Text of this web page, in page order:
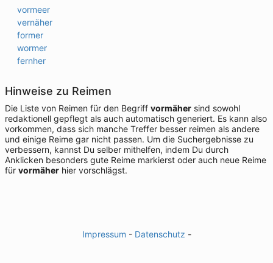
vormeer
vernäher
former
wormer
fernher
Hinweise zu Reimen
Die Liste von Reimen für den Begriff vormäher sind sowohl
redaktionell gepflegt als auch automatisch generiert. Es kann also
vorkommen, dass sich manche Treffer besser reimen als andere
und einige Reime gar nicht passen. Um die Suchergebnisse zu
verbessern, kannst Du selber mithelfen, indem Du durch
Anklicken besonders gute Reime markierst oder auch neue Reime
für vormäher hier vorschlägst.
Impressum - Datenschutz -